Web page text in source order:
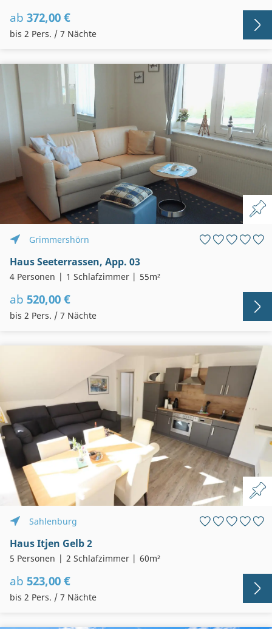
ab 372,00 €
bis 2 Pers. / 7 Nächte
Grimmershörn
Haus Seeterrassen, App. 03
4 Personen 1 Schlafzimmer 55m²
ab 520,00 €
bis 2 Pers. / 7 Nächte
Sahlenburg
Haus Itjen Gelb 2
5 Personen 2 Schlafzimmer 60m²
ab 523,00 €
bis 2 Pers. / 7 Nächte